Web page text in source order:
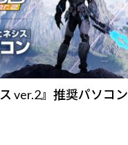
ver.2』推奨パソコン